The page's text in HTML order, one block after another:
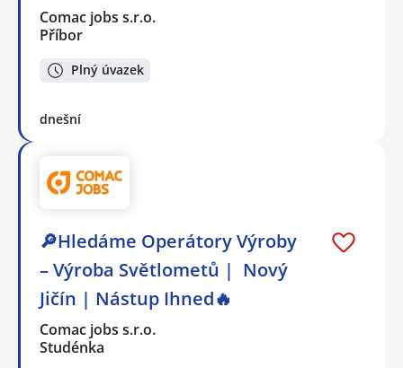
Comac jobs s.r.o.
Příbor
Plný úvazek
dnešní
🔎Hledáme Operátory Výroby
– Výroba Světlometů | Nový
Jičín | Nástup Ihned🔥
Comac jobs s.r.o.
Studénka